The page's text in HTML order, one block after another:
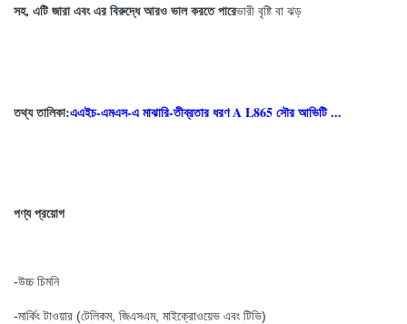
সহ, এটি জারা এবং এর বিরুদ্ধে আরও ভাল করতে পারেভারী বৃষ্টি বা ঝড়
তথ্য তালিকা:এএইচ-এমএস-এ মাঝারি-তীব্রতার ধরণ A L865 সৌর আভিটি ...
পণ্য প্রয়োগ
-উচ্চ চিমনি
-মার্কিং টাওয়ার (টেলিকম, জিএসএম, মাইক্রোওয়েভ এবং টিভি)